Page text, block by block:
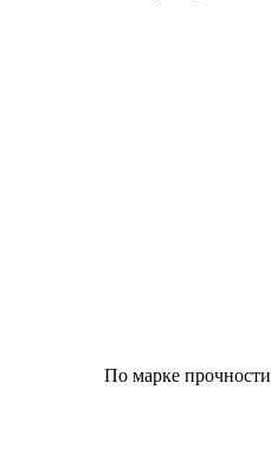
По марке прочности